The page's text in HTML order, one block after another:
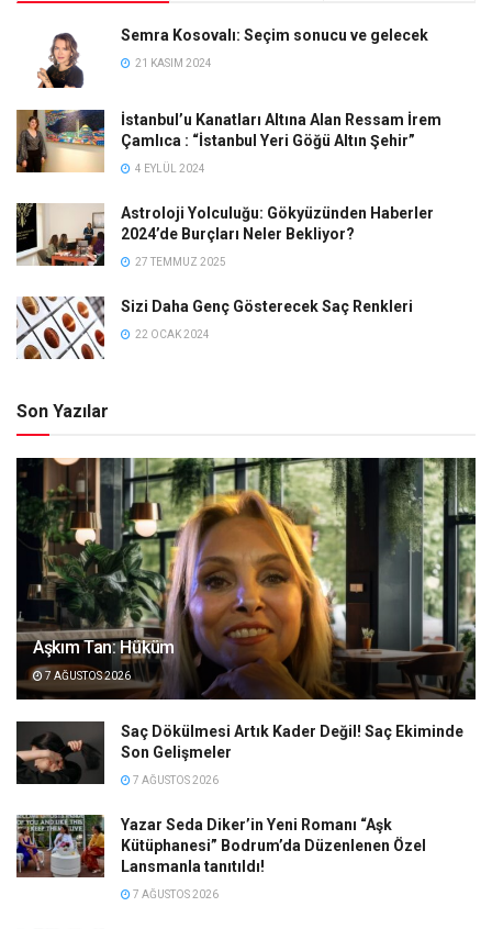
Semra Kosovalı: Seçim sonucu ve gelecek
21 KASIM 2024
İstanbul’u Kanatları Altına Alan Ressam İrem
Çamlıca : “İstanbul Yeri Göğü Altın Şehir”
4 EYLÜL 2024
Astroloji Yolculuğu: Gökyüzünden Haberler
2024’de Burçları Neler Bekliyor?
27 TEMMUZ 2025
Sizi Daha Genç Gösterecek Saç Renkleri
22 OCAK 2024
Son Yazılar
Aşkım Tan: Hüküm
7 AĞUSTOS 2026
Saç Dökülmesi Artık Kader Değil! Saç Ekiminde
Son Gelişmeler
7 AĞUSTOS 2026
Yazar Seda Diker’in Yeni Romanı “Aşk
Kütüphanesi” Bodrum’da Düzenlenen Özel
Lansmanla tanıtıldı!
7 AĞUSTOS 2026